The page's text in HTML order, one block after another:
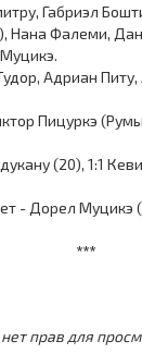
Габриэл
Нана Фалеми,
Адриан
Пицуркэ
(20), 1:1
- Дорел Муцикэ
***
прав для